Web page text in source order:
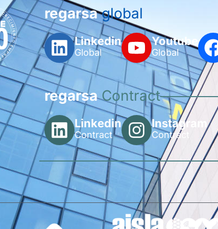
regarsaglobal
Linkedin
Global
Youtube
Global
regarsaContract
Linkedin
Contract
Instagram
Contract